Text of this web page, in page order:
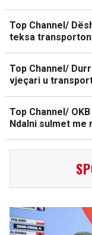
Top Channel/
teksa
Top Channel/
vjeçari u
Top Channel/
Ndalni sulmet me